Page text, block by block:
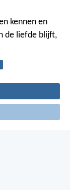
kennen en
de liefde blijft,